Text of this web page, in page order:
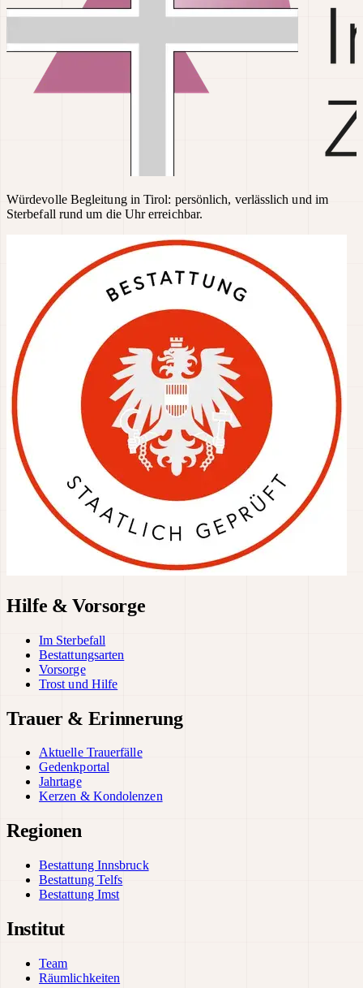
Würdevolle Begleitung in Tirol: persönlich, verlässlich und im
Sterbefall rund um die Uhr erreichbar.
Hilfe & Vorsorge
Im Sterbefall
Bestattungsarten
Vorsorge
Trost und Hilfe
Trauer & Erinnerung
Aktuelle Trauerfälle
Gedenkportal
Jahrtage
Kerzen & Kondolenzen
Regionen
Bestattung Innsbruck
Bestattung Telfs
Bestattung Imst
Institut
Team
Räumlichkeiten